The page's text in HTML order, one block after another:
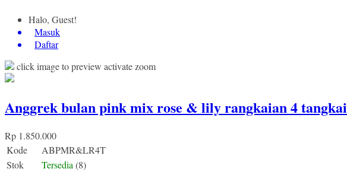
Halo, Guest!
Masuk
Daftar
click image to preview activate zoom
Anggrek bulan pink mix rose & lily rangkaian 4 tangkai
Rp 1.850.000
Kode
ABPMR&LR4T
Stok
Tersedia (8)